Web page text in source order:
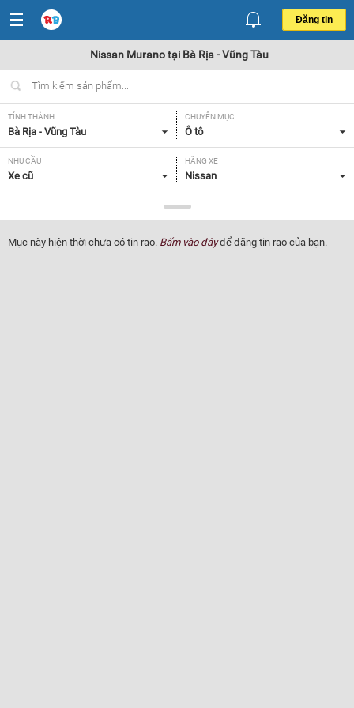
Đăng tin
Nissan Murano tại Bà Rịa - Vũng Tàu
TỈNH THÀNH
Bà Rịa - Vũng Tàu
CHUYÊN MỤC
Ô tô
NHU CẦU
Xe cũ
HÃNG XE
Nissan
Murano
NĂM SẢN XUẤT
Tất cả
GIÁ XE XUẤT XỨ
Mục này hiện thời chưa có tin rao. Bấm vào đâyđể đăng tin rao của bạn.